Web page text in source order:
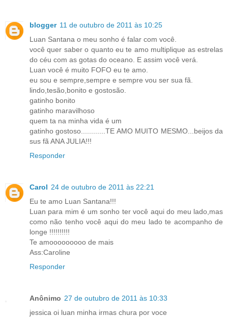
blogger 11 de outubro de 2011 às 10:25
Luan Santana o meu sonho é falar com você.
você quer saber o quanto eu te amo multiplique as estrelas
do céu com as gotas do oceano. E assim você verá.
Luan você é muito FOFO eu te amo.
eu sou e sempre,sempre e sempre vou ser sua fã.
lindo,tesão,bonito e gostosão.
gatinho bonito
gatinho maravilhoso
quem ta na minha vida é um
gatinho gostoso............TE AMO MUITO MESMO...beijos da
sus fã ANA JULIA!!!
Responder
Carol 24 de outubro de 2011 às 22:21
Eu te amo Luan Santana!!!
Luan para mim é um sonho ter você aqui do meu lado,mas
como não tenho você aqui do meu lado te acompanho de
longe !!!!!!!!!!
Te amooooooooo de mais
Ass:Caroline
Responder
Anônimo 27 de outubro de 2011 às 10:33
jessica oi luan minha irmas chura por voce